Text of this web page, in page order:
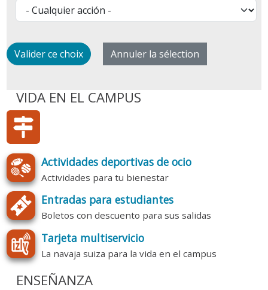
VIDA EN EL CAMPUS
Actividades deportivas de ocio
Actividades para tu bienestar
Entradas para estudiantes
Boletos con descuento para sus salidas
Tarjeta multiservicio
La navaja suiza para la vida en el campus
ENSEÑANZA